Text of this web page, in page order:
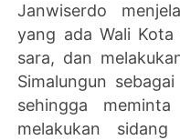
Janwiserdo
yang ada Wali
sara, dan
Simalungun
sehingga
melakukan